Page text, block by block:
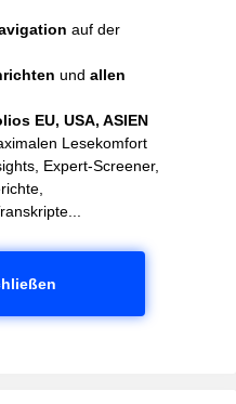
auf der
und allen
EU, USA, ASIEN
Lesekomfort
Expert-Screener,